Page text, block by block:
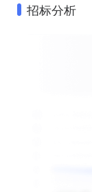
招标分析